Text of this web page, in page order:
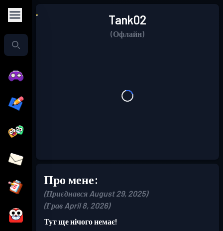
Tank02
(Офлайн)
Про мене:
(Приєднався August 29, 2025)
(Грав April 8, 2026)
Тут ще нічого немає!